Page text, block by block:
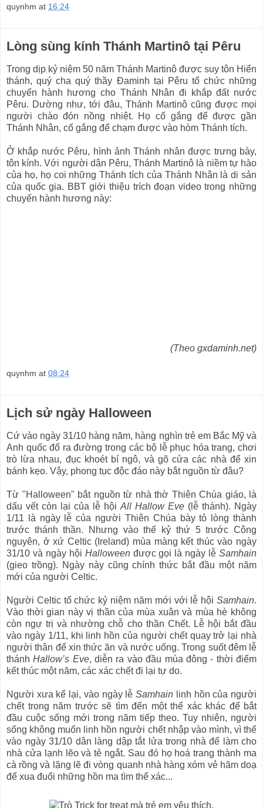
quynhm at 16:24
Lòng sùng kính Thánh Martinô tại Pêru
Trong dịp kỷ niệm 50 năm Thánh Martinô được suy tôn Hiển
thánh, quý cha quý thầy Đaminh tại Pêru tổ chức những
chuyến hành hương cho Thánh Nhân đi khắp đất nước
Pêru. Dường như, tới đâu, Thánh Martinô cũng được mọi
người chào đón nồng nhiệt. Họ cố gắng để được gần
Thánh Nhân, cố gắng để chạm được vào hòm Thánh tích.
Ở khắp nước Pêru, hình ảnh Thánh nhân được trưng bày,
tôn kính. Với người dân Pêru, Thánh Martinô là niềm tự hào
của họ, họ coi những Thánh tích của Thánh Nhân là di sản
của quốc gia. BBT giới thiệu trích đoạn video trong những
chuyến hành hương này:
(Theo gxdaminh.net)
quynhm at 08:24
Lịch sử ngày Halloween
Cứ vào ngày 31/10 hàng năm, hàng nghìn trẻ em Bắc Mỹ và
Anh quốc đổ ra đường trong các bộ lễ phục hóa trang, chơi
trò lừa nhau, đục khoét bí ngô, và gõ cửa các nhà để xin
bánh kẹo. Vậy, phong tục độc đáo này bắt nguồn từ đâu?
Từ "Halloween" bắt nguồn từ nhà thờ Thiên Chúa giáo, là
dấu vết còn lại của lễ hội All Hallow Eve (lễ thánh). Ngày
1/11 là ngày lễ của người Thiên Chúa bày tỏ lòng thành
trước thánh thần. Nhưng vào thế kỷ thứ 5 trước Công
nguyên, ở xứ Celtic (Ireland) mùa màng kết thúc vào ngày
31/10 và ngày hội Halloweenđược gọi là ngày lễSamhain
(gieo trồng). Ngày này cũng chính thức bắt đầu một năm
mới của người Celtic.
Người Celtic tổ chức kỷ niệm năm mới với lễ hội Samhain.
Vào thời gian này vị thần của mùa xuân và mùa hè không
còn ngự trị và nhường chỗ cho thần Chết. Lễ hội bắt đầu
vào ngày 1/11, khi linh hồn của người chết quay trở lại nhà
người thân để xin thức ăn và nước uống. Trong suốt đêm lễ
thánhHallow’s Eve, diễn ra vào đầu mùa đông - thời điểm
kết thúc một năm, các xác chết đi lại tự do.
Người xưa kể lại, vào ngày lễSamhain linh hồn của người
chết trong năm trước sẽ tìm đến một thể xác khác để bắt
đầu cuộc sống mới trong năm tiếp theo. Tuy nhiên, người
sống không muốn linh hồn người chết nhập vào mình, vì thế
vào ngày 31/10 dân làng dập tắt lửa trong nhà để làm cho
nhà cửa lạnh lẽo và tẻ ngắt. Sau đó họ hoá trang thành ma
cà rồng và lặng lẽ đi vòng quanh nhà hàng xóm vẻ hăm doạ
để xua đuổi những hồn ma tìm thể xác...